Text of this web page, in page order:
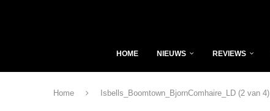
HOME NIEUWS REVIEWS
Home Isbells_Boomtown_BjornComhaire_LD (2 van 4)